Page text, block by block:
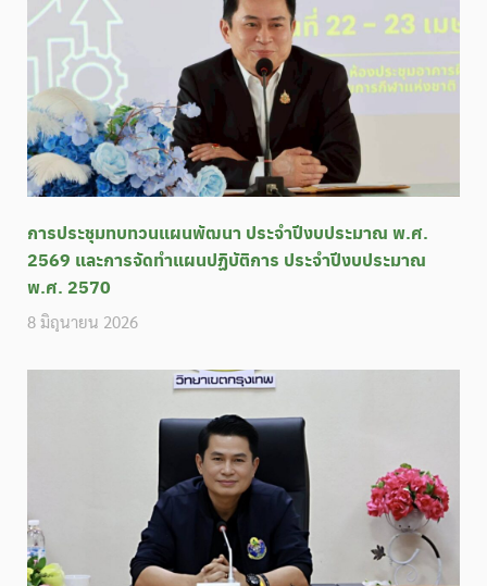
การประชุมทบทวนแผนพัฒนา ประจำปีงบประมาณ พ.ศ.
2569 และการจัดทำแผนปฏิบัติการ ประจำปีงบประมาณ
พ.ศ. 2570
8 มิถุนายน 2026